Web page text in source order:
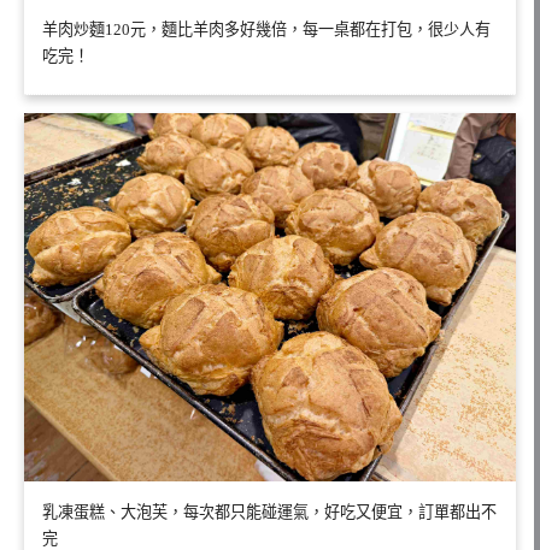
羊肉炒麵120元，麵比羊肉多好幾倍，每一桌都在打包，很少人有
吃完！
乳凍蛋糕、大泡芙，每次都只能碰運氣，好吃又便宜，訂單都出不
完